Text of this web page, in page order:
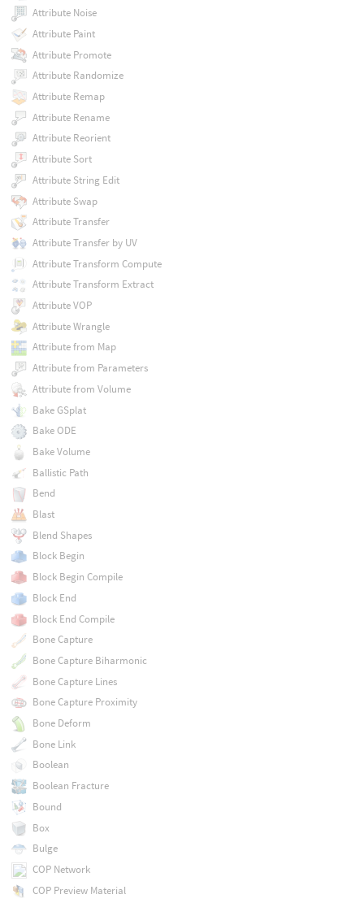
Attribute Noise
Attribute Paint
Attribute Promote
Attribute Randomize
Attribute Remap
Attribute Rename
Attribute Reorient
Attribute Sort
Attribute String Edit
Attribute Swap
Attribute Transfer
Attribute Transfer by UV
Attribute Transform Compute
Attribute Transform Extract
Attribute VOP
Attribute Wrangle
Attribute from Map
Attribute from Parameters
Attribute from Volume
Bake GSplat
Bake ODE
Bake Volume
Ballistic Path
Bend
Blast
Blend Shapes
Block Begin
Block Begin Compile
Block End
Block End Compile
Bone Capture
Bone Capture Biharmonic
Bone Capture Lines
Bone Capture Proximity
Bone Deform
Bone Link
Boolean
Boolean Fracture
Bound
Box
Bulge
COP Network
COP Preview Material